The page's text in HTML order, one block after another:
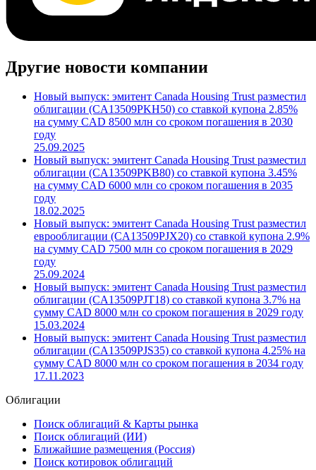
Другие новости компании
Новый выпуск: эмитент Canada Housing Trust разместил
облигации (CA13509PKH50) со ставкой купона 2.85%
на сумму CAD 8500 млн со сроком погашения в 2030
году
25.09.2025
Новый выпуск: эмитент Canada Housing Trust разместил
облигации (CA13509PKB80) со ставкой купона 3.45%
на сумму CAD 6000 млн со сроком погашения в 2035
году
18.02.2025
Новый выпуск: эмитент Canada Housing Trust разместил
еврооблигации (CA13509PJX20) со ставкой купона 2.9%
на сумму CAD 7500 млн со сроком погашения в 2029
году
25.09.2024
Новый выпуск: эмитент Canada Housing Trust разместил
облигации (CA13509PJT18) со ставкой купона 3.7% на
сумму CAD 8000 млн со сроком погашения в 2029 году
15.03.2024
Новый выпуск: эмитент Canada Housing Trust разместил
облигации (CA13509PJS35) со ставкой купона 4.25% на
сумму CAD 8000 млн со сроком погашения в 2034 году
17.11.2023
Облигации
Поиск облигаций & Карты рынка
Поиск облигаций (ИИ)
Ближайшие размещения (Россия)
Поиск котировок облигаций